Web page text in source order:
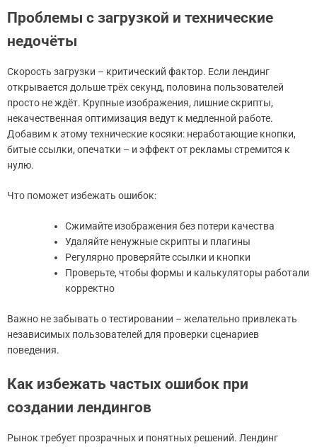
Проблемы с загрузкой и технические
недочёты
Скорость загрузки – критический фактор. Если лендинг
открывается дольше трёх секунд, половина пользователей
просто не ждёт. Крупные изображения, лишние скрипты,
некачественная оптимизация ведут к медленной работе.
Добавим к этому технические косяки: неработающие кнопки,
битые ссылки, опечатки – и эффект от рекламы стремится к
нулю.
Что поможет избежать ошибок:
Сжимайте изображения без потери качества
Удаляйте ненужные скрипты и плагины
Регулярно проверяйте ссылки и кнопки
Проверьте, чтобы формы и калькуляторы работали
корректно
Важно не забывать о тестировании – желательно привлекать
независимых пользователей для проверки сценариев
поведения.
Как избежать частых ошибок при
создании лендингов
Рынок требует прозрачных и понятных решений. Лендинг